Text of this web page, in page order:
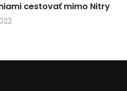
cestovať mimo Nitry